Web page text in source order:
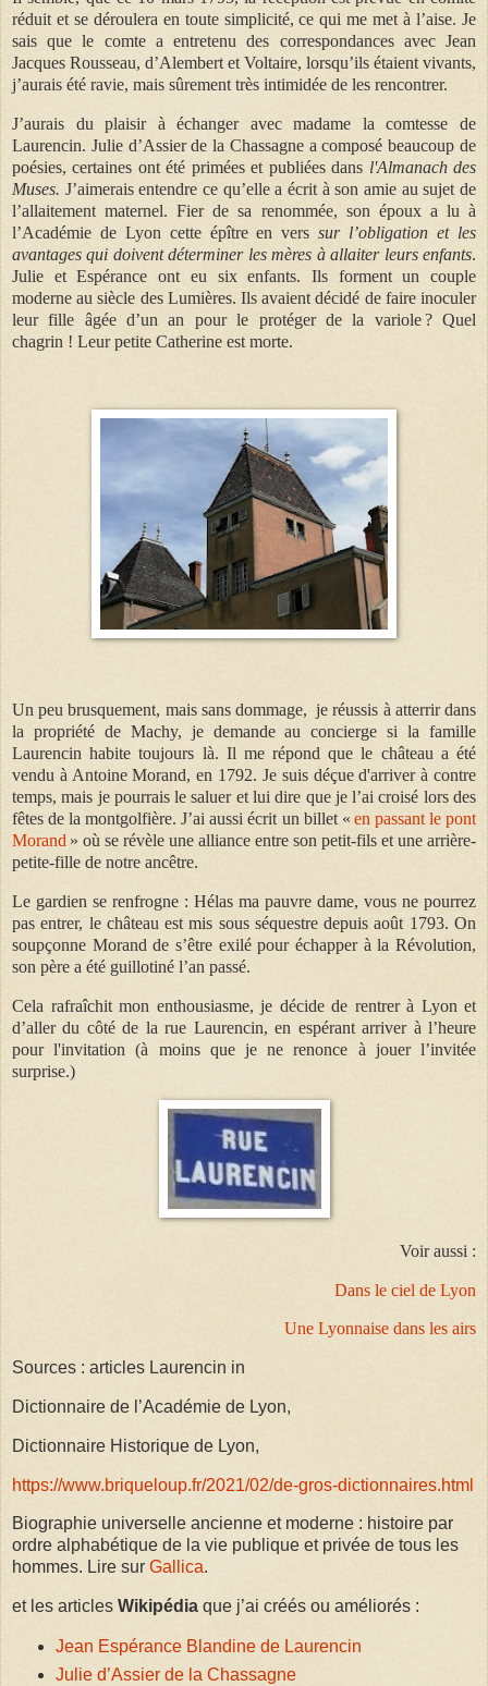
réduit et se déroulera en toute simplicité, ce qui me met à l’aise. Je
sais que le comte a entretenu des correspondances avec Jean
Jacques Rousseau, d’Alembert et Voltaire, lorsqu’ils étaient vivants,
j’aurais été ravie, mais sûrement très intimidée de les rencontrer.
J’aurais du plaisir à échanger avec madame la comtesse de
Laurencin. Julie d’Assier de la Chassagne a composé beaucoup de
poésies, certaines ont été primées et publiées dans l'Almanach des
Muses. J’aimerais entendre ce qu’elle a écrit à son amie au sujet de
l’allaitement maternel. Fier de sa renommée, son époux a lu à
l’Académie de Lyon cette épître en verssur l’obligation et les
avantages qui doivent déterminer les mères à allaiter leurs enfants.
Julie et Espérance ont eu six enfants. Ils forment un couple
moderne au siècle des Lumières. Ils avaient décidé de faire inoculer
leur fille âgée d’un an pour le protéger de la variole ? Quel
chagrin ! Leur petite Catherine est morte.
Un peu brusquement, mais sans dommage, je réussis à atterrir dans
la propriété de Machy, je demande au concierge si la famille
Laurencin habite toujours là. Il me répond que le château a été
vendu à Antoine Morand, en 1792. Je suis déçue d'arriver à contre
temps, mais je pourrais le saluer et lui dire que je l’ai croisé lors des
fêtes de la montgolfière. J’ai aussi écrit un billet « en passant le pont
Morand » où se révèle une alliance entre son petit-fils et une arrière-
petite-fille de notre ancêtre.
Le gardien se renfrogne : Hélas ma pauvre dame, vous ne pourrez
pas entrer, le château est mis sous séquestre depuis août 1793. On
soupçonne Morand de s’être exilé pour échapper à la Révolution,
son père a été guillotiné l’an passé.
Cela rafraîchit mon enthousiasme, je décide de rentrer à Lyon et
d’aller du côté de la rue Laurencin, en espérant arriver à l’heure
pour l'invitation (à moins que je ne renonce à jouer l’invitée
surprise.)
Voir aussi :
Dans le ciel de Lyon
Une Lyonnaise dans les airs
Sources : articles Laurencin in
Dictionnaire de l’Académie de Lyon,
Dictionnaire Historique de Lyon,
https://www.briqueloup.fr/2021/02/de-gros-dictionnaires.html
Biographie universelle ancienne et moderne : histoire par
ordre alphabétique de la vie publique et privée de tous les
hommes. Lire sur Gallica.
et les articles Wikipédia que j’ai créés ou améliorés :
Jean Espérance Blandine de Laurencin
Julie d’Assier de la Chassagne